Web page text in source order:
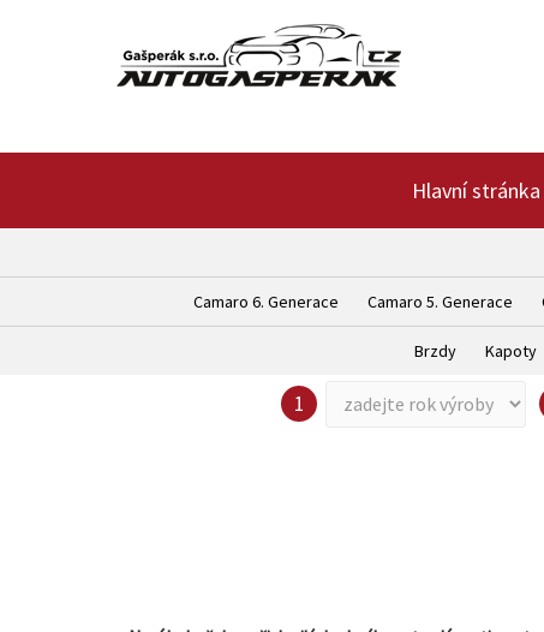
Hlavní stránka
Camaro 6. Generace Camaro 5. Generace
Brzdy Kapoty